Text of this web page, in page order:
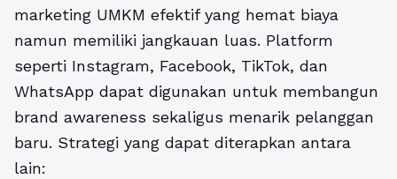
marketing UMKM efektifyang hemat biaya
namun memiliki jangkauan luas. Platform
seperti Instagram, Facebook, TikTok, dan
WhatsApp dapat digunakan untuk membangun
brand awareness sekaligus menarik pelanggan
baru. Strategi yang dapat diterapkan antara
lain: